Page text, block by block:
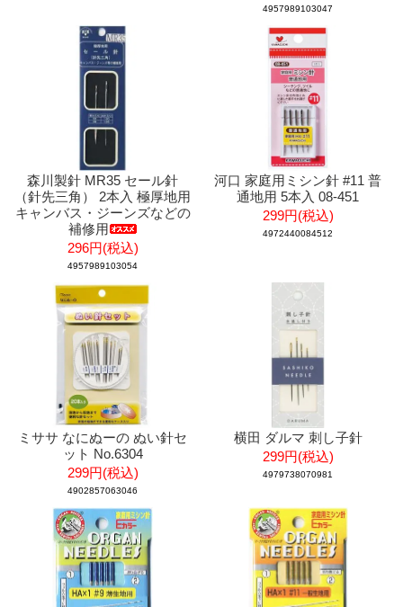
4957989103047
森川製針 MR35 セール針
（針先三角） 2本入 極厚地用
キャンバス・ジーンズなどの
補修用
296円(税込)
4957989103054
河口 家庭用ミシン針 #11 普
通地用 5本入 08-451
299円(税込)
4972440084512
ミササ なにぬーの ぬい針セ
ット No.6304
299円(税込)
4902857063046
横田 ダルマ 刺し子針
299円(税込)
4979738070981